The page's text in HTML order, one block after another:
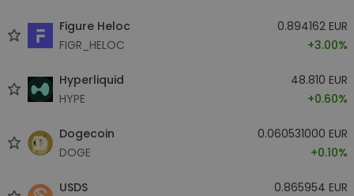
Figure Heloc
FIGR_HELOC
0.894162 EUR
+3.00%
Hyperliquid
HYPE
48.810 EUR
+0.60%
Dogecoin
DOGE
0.060531000 EUR
+0.10%
USDS
0.865954 EUR